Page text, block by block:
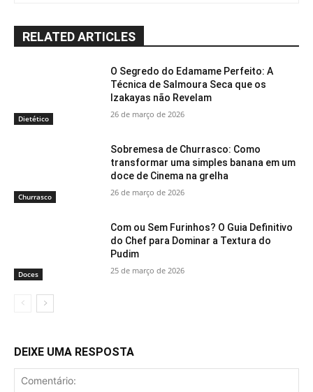
RELATED ARTICLES
Dietético
O Segredo do Edamame Perfeito: A
Técnica de Salmoura Seca que os
Izakayas não Revelam
26 de março de 2026
Churrasco
Sobremesa de Churrasco: Como
transformar uma simples banana em um
doce de Cinema na grelha
26 de março de 2026
Doces
Com ou Sem Furinhos? O Guia Definitivo
do Chef para Dominar a Textura do
Pudim
25 de março de 2026
DEIXE UMA RESPOSTA